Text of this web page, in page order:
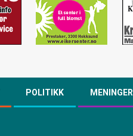
POLITIKK MENINGER